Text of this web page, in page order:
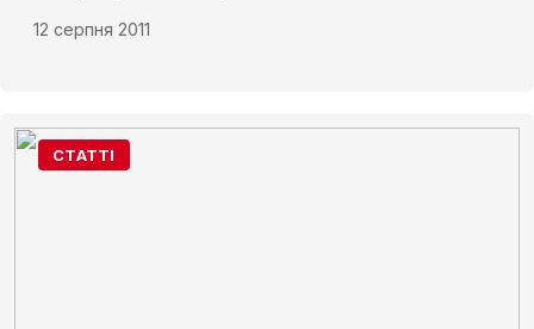
12 серпня 2011
СТАТТІ